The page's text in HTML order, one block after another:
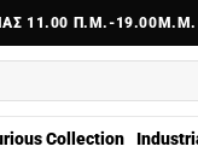
11.00 Π.Μ.-19.00Μ.Μ.
Collection